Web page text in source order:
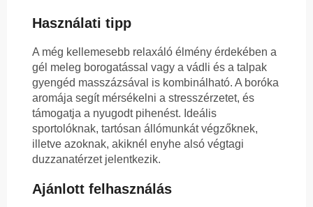
Használati tipp
A még kellemesebb relaxáló élmény érdekében a
gél meleg borogatással vagy a vádli és a talpak
gyengéd masszázsával is kombinálható. A boróka
aromája segít mérsékelni a stresszérzetet, és
támogatja a nyugodt pihenést. Ideális
sportolóknak, tartósan állómunkát végzőknek,
illetve azoknak, akiknél enyhe alsó végtagi
duzzanatérzet jelentkezik.
Ajánlott felhasználás